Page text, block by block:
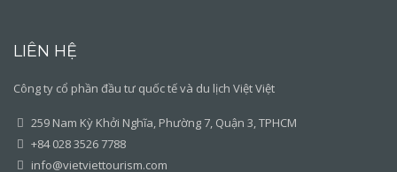
LIÊN HỆ
Công ty cổ phần đầu tư quốc tế và du lịch Việt Việt
259 Nam Kỳ Khởi Nghĩa, Phường 7, Quận 3, TPHCM
+84 028 3526 7788
info@vietviettourism.com